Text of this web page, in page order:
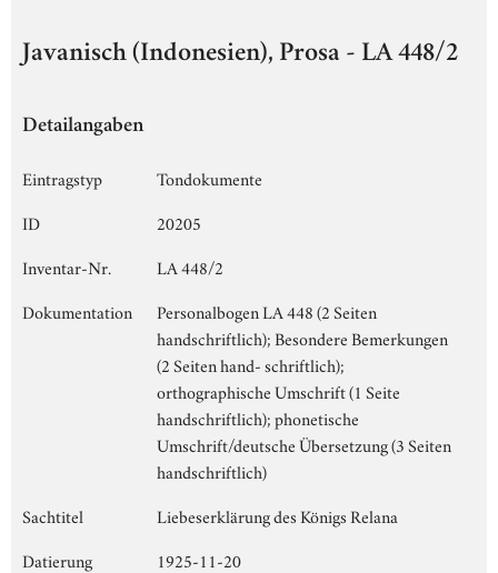
Javanisch (Indonesien), Prosa - LA 448/2
Detailangaben
Eintragstyp
Tondokumente
ID
20205
Inventar-Nr.
LA 448/2
Dokumentation
Personalbogen LA 448 (2 Seiten
handschriftlich); Besondere Bemerkungen
(2 Seiten hand- schriftlich);
orthographische Umschrift (1 Seite
handschriftlich); phonetische
Umschrift/deutsche Übersetzung (3 Seiten
handschriftlich)
Sachtitel
Liebeserklärung des Königs Relana
Datierung
1925-11-20